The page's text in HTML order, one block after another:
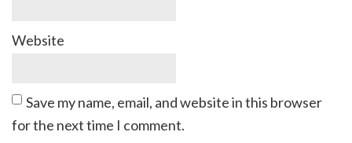
Website
Save my name, email, and website in this browser
for the next time I comment.